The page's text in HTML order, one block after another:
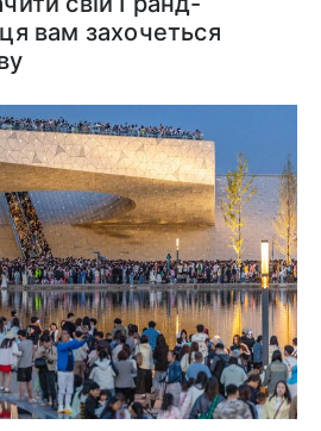
вам захочеться